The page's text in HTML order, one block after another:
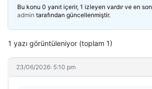
Bu konu 0 yanıt içerir, 1 izleyen vardır ve en son
admin tarafından güncellenmiştir.
1 yazı görüntüleniyor (toplam 1)
23/06/2026: 5:10 pm